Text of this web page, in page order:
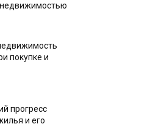
покупке и
прогресс
и его